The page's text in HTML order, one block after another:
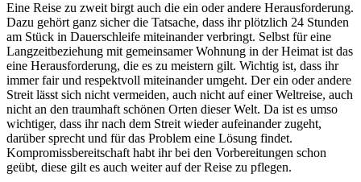
Eine Reise zu zweit birgt auch die ein oder andere Herausforderung.
Dazu gehört ganz sicher die Tatsache, dass ihr plötzlich 24 Stunden
am Stück in Dauerschleife miteinander verbringt. Selbst für eine
Langzeitbeziehung mit gemeinsamer Wohnung in der Heimat ist das
eine Herausforderung, die es zu meistern gilt. Wichtig ist, dass ihr
immer fair und respektvoll miteinander umgeht. Der ein oder andere
Streit lässt sich nicht vermeiden, auch nicht auf einer Weltreise, auch
nicht an den traumhaft schönen Orten dieser Welt. Da ist es umso
wichtiger, dass ihr nach dem Streit wieder aufeinander zugeht,
darüber sprecht und für das Problem eine Lösung findet.
Kompromissbereitschaft habt ihr bei den Vorbereitungen schon
geübt, diese gilt es auch weiter auf der Reise zu pflegen.